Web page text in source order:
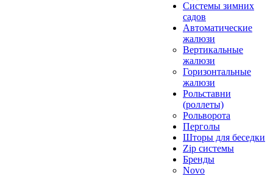
Системы зимних
садов
Автоматические
жалюзи
Вертикальные
жалюзи
Горизонтальные
жалюзи
Рольставни
(роллеты)
Рольворота
Перголы
Шторы для беседки
Zip системы
Бренды
Novo